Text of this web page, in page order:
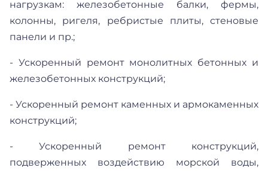
нагрузкам: железобетонные балки, фермы,
колонны, ригеля, ребристые плиты, стеновые
панели и пр.;
- Ускоренный ремонт монолитных бетонных и
железобетонных конструкций;
- Ускоренный ремонт каменных и армокаменных
конструкций;
- Ускоренный ремонт конструкций,
подверженных воздействию морской воды,